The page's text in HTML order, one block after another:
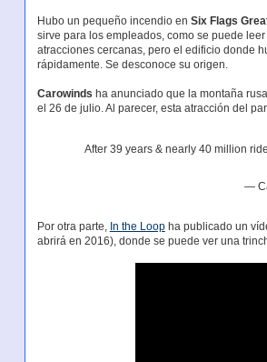
Hubo un pequeño incendio en Six Flags
sirve para los empleados, como se puede
atracciones cercanas, pero el edificio donde
rápidamente. Se desconoce su origen.
Carowinds ha anunciado que la montaña
el 26 de julio. Al parecer, esta atracción del
After 39 years & nearly 40 million
—
Por otra parte, In the Loopha publicado un
abrirá en 2016), donde se puede ver una